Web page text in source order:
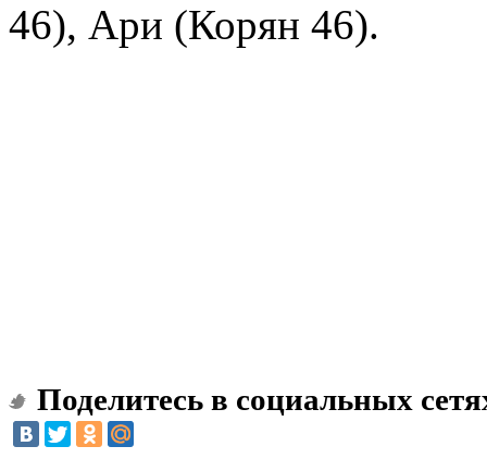
46), Ари (Корян 46).
Поделитесь в социальных